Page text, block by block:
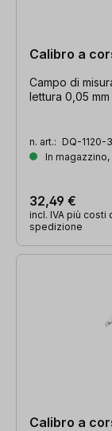
Calibro a
Campo di
lettura 0,05 mm
n. art.: DQ-1120-
In
32,49 €
incl. IVA più costi
spedizione
Calibro a